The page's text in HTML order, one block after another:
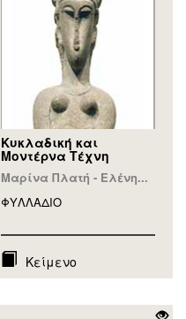
Κυκλαδική και
Μοντέρνα Τέχνη
Μαρίνα Πλατή - Ελένη...
ΦΥΛΛAΔΙΟ
Κείμενο